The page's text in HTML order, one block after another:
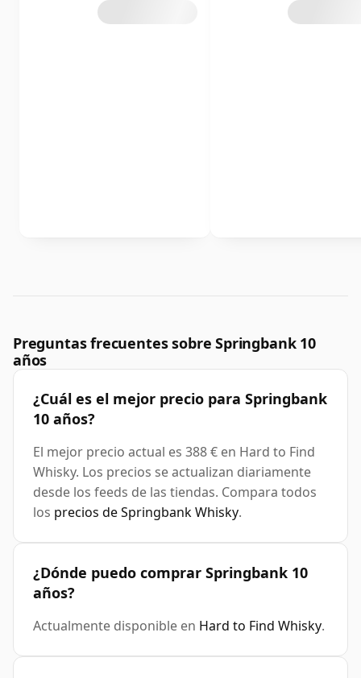
Preguntas frecuentes sobre Springbank 10
años
¿Cuál es el mejor precio para Springbank
10 años?
El mejor precio actual es 388 € en Hard to Find
Whisky. Los precios se actualizan diariamente
desde los feeds de las tiendas. Compara todos
los precios de Springbank Whisky.
¿Dónde puedo comprar Springbank 10
años?
Actualmente disponible en Hard to Find Whisky.